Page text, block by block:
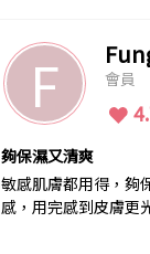
F 會員
夠保濕又清爽
敏感肌膚都用得，夠
感，用完感到皮膚更